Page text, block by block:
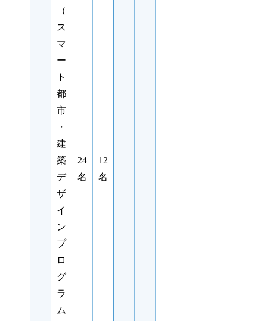
（
ス
マ
ー
ト
都
市
・
建
築
デ
ザ
イ
ン
プ
ロ
グ
ラ
ム
24
名
12
名